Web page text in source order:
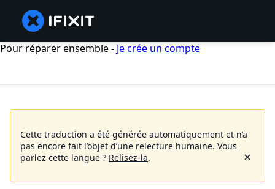
Pour réparer ensemble - Je crée un compte
Cette traduction a été générée automatiquement et n’a
pas encore fait l’objet d’une relecture humaine. Vous
parlez cette langue ? Relisez-la.